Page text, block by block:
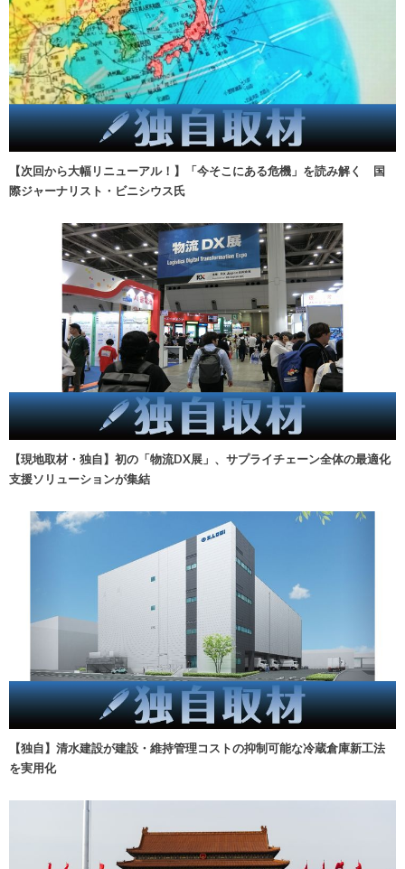
【次回から大幅リニューアル！】「今そこにある危機」を読み解く 国
際ジャーナリスト・ビニシウス氏
【現地取材・独自】初の「物流DX展」、サプライチェーン全体の最適化
支援ソリューションが集結
【独自】清水建設が建設・維持管理コストの抑制可能な冷蔵倉庫新工法
を実用化